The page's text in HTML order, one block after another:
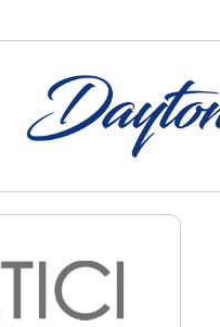
VENATICI